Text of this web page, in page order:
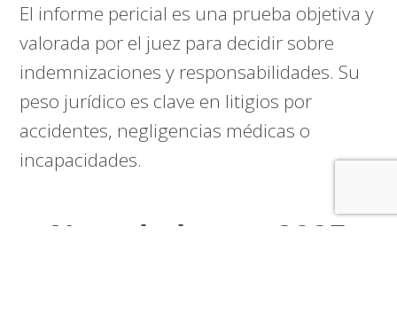
El informe pericial es una prueba objetiva y
valorada por el juez para decidir sobre
indemnizaciones y responsabilidades. Su
peso jurídico es clave en litigios por
accidentes, negligencias médicas o
incapacidades.
Novedades en 2025